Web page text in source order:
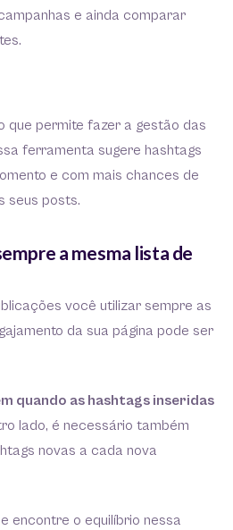
e ainda comparar
que permite fazer a gestão das
ferramenta sugere hashtags
e com mais chances de
seus posts.
a mesma lista de
você utilizar sempre as
da sua página pode ser
quando as hashtags inseridas
lado, é necessário também
novas a cada nova
encontre o equilíbrio nessa